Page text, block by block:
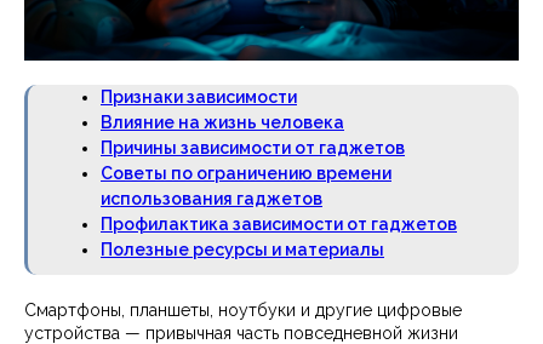
Признаки зависимости
Влияние на жизнь человека
Причины зависимости от гаджетов
Советы по ограничению времени
использования гаджетов
Профилактика зависимости от гаджетов
Полезные ресурсы и материалы
Смартфоны, планшеты, ноутбуки и другие цифровые
устройства — привычная часть повседневной жизни